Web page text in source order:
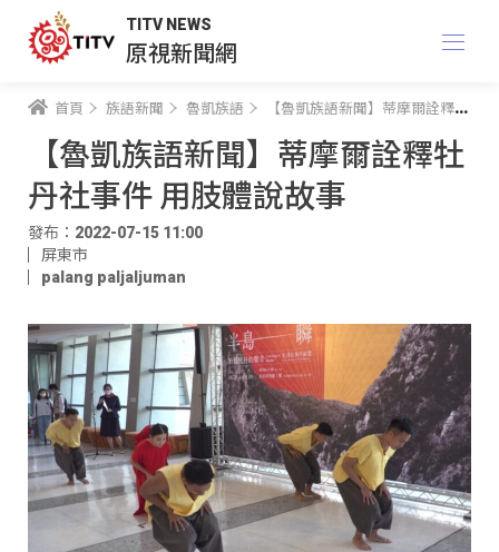
TITV NEWS
原視新聞網
首頁 族語新聞 魯凱族語 【魯凱族語新聞】蒂摩爾詮釋牡丹社事件 用肢體說故事
【魯凱族語新聞】蒂摩爾詮釋牡
丹社事件 用肢體說故事
發布：2022-07-15 11:00
屏東市
palang paljaljuman